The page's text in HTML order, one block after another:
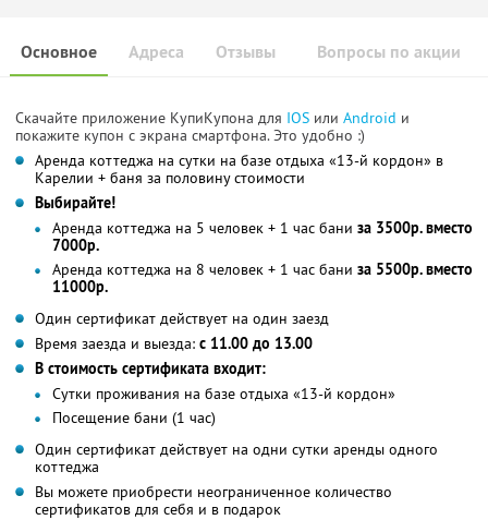
Основное Отзывы Вопросы по акции
Адреса
Скачайте приложение КупиКупона для IOS или Android и
покажите купон с экрана смартфона. Это удобно :)
Аренда коттеджа на сутки на базе отдыха «13-й кордон» в
Карелии + баня за половину стоимости
Выбирайте!
Аренда коттеджа на 5 человек + 1 час бани за 3500р. вместо
7000р.
Аренда коттеджа на 8 человек + 1 час бани за 5500р. вместо
11000р.
Один сертификат действует на один заезд
Время заезда и выезда: с 11.00 до 13.00
В стоимость сертификата входит:
Сутки проживания на базе отдыха «13-й кордон»
Посещение бани (1 час)
Один сертификат действует на одни сутки аренды одного
коттеджа
Вы можете приобрести неограниченное количество
сертификатов для себя и в подарок